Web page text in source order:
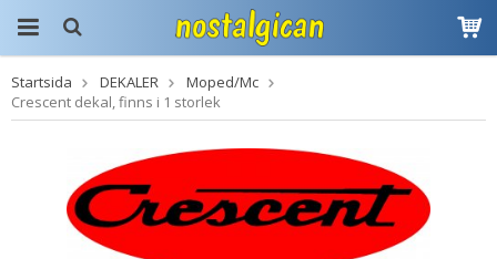
Produkten har blivit
tillagd i varukorgen
Startsida DEKALER
Moped/Mc
Crescent dekal, finns i 1 storlek